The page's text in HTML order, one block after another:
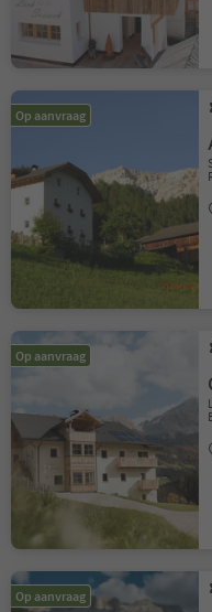
Op aanvraag
Op aanvraag
Op aanvraag